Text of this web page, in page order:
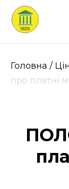
Головна
нас
Структура
Послуги
Головна /
про платні